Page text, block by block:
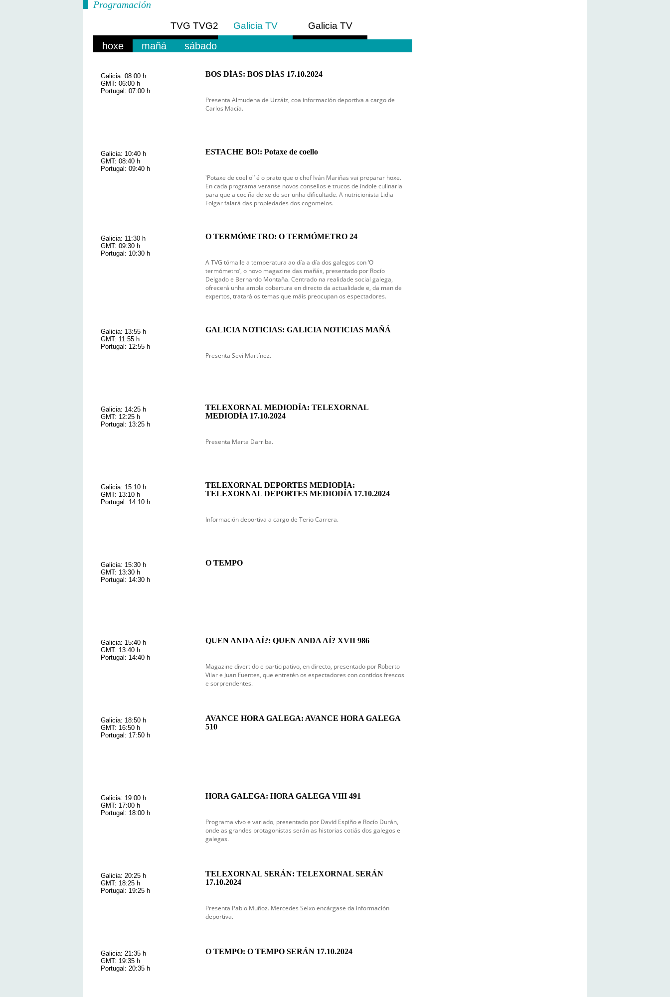
Programación
TVG TVG2
Galicia TV
Galicia TV
hoxe mañá sábado
Galicia: 08:00 h
GMT: 06:00 h
Portugal: 07:00 h
BOS DÍAS: BOS DÍAS 17.10.2024
Presenta Almudena de Urzáiz, coa información deportiva a cargo de
Carlos Macía.
Galicia: 10:40 h
GMT: 08:40 h
Portugal: 09:40 h
ESTACHE BO!: Potaxe de coello
'Potaxe de coello'’ é o prato que o chef Iván Mariñas vai preparar hoxe.
En cada programa veranse novos consellos e trucos de índole culinaria
para que a cociña deixe de ser unha dificultade. A nutricionista Lidia
Folgar falará das propiedades dos cogomelos.
Galicia: 11:30 h
GMT: 09:30 h
Portugal: 10:30 h
O TERMÓMETRO: O TERMÓMETRO 24
A TVG tómalle a temperatura ao día a día dos galegos con ‘O
termómetro’, o novo magazine das mañás, presentado por Rocío
Delgado e Bernardo Montaña. Centrado na realidade social galega,
ofrecerá unha ampla cobertura en directo da actualidade e, da man de
expertos, tratará os temas que máis preocupan os espectadores.
Galicia: 13:55 h
GMT: 11:55 h
Portugal: 12:55 h
GALICIA NOTICIAS: GALICIA NOTICIAS MAÑÁ
Presenta Sevi Martínez.
Galicia: 14:25 h
GMT: 12:25 h
Portugal: 13:25 h
TELEXORNAL MEDIODÍA: TELEXORNAL
MEDIODÍA 17.10.2024
Presenta Marta Darriba.
Galicia: 15:10 h
GMT: 13:10 h
Portugal: 14:10 h
TELEXORNAL DEPORTES MEDIODÍA:
TELEXORNAL DEPORTES MEDIODÍA 17.10.2024
Información deportiva a cargo de Terio Carrera.
Galicia: 15:30 h
GMT: 13:30 h
Portugal: 14:30 h
O TEMPO
Galicia: 15:40 h
GMT: 13:40 h
Portugal: 14:40 h
QUEN ANDA AÍ?: QUEN ANDA AÍ? XVII 986
Magazine divertido e participativo, en directo, presentado por Roberto
Vilar e Juan Fuentes, que entretén os espectadores con contidos frescos
e sorprendentes.
Galicia: 18:50 h
GMT: 16:50 h
Portugal: 17:50 h
AVANCE HORA GALEGA: AVANCE HORA GALEGA
510
Galicia: 19:00 h
GMT: 17:00 h
Portugal: 18:00 h
HORA GALEGA: HORA GALEGA VIII 491
Programa vivo e variado, presentado por David Espiño e Rocío Durán,
onde as grandes protagonistas serán as historias cotiás dos galegos e
galegas.
Galicia: 20:25 h
GMT: 18:25 h
Portugal: 19:25 h
TELEXORNAL SERÁN: TELEXORNAL SERÁN
17.10.2024
Presenta Pablo Muñoz. Mercedes Seixo encárgase da información
deportiva.
Galicia: 21:35 h
GMT: 19:35 h
Portugal: 20:35 h
O TEMPO: O TEMPO SERÁN 17.10.2024